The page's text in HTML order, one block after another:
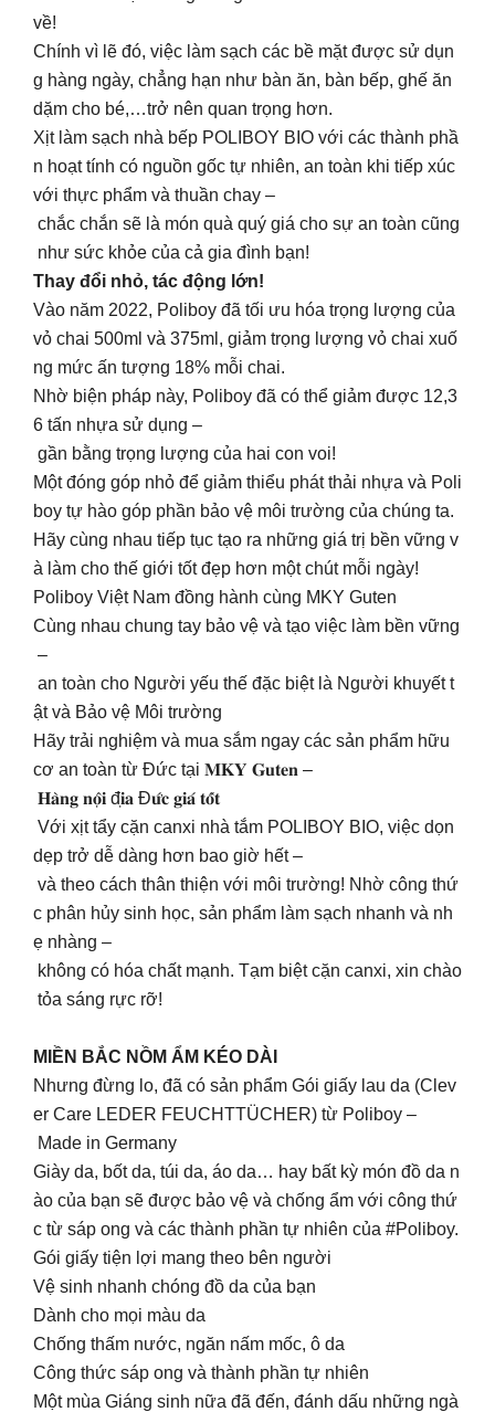
về!
Chính vì lẽ đó, việc làm sạch các bề mặt được sử dụn
g hàng ngày, chẳng hạn như bàn ăn, bàn bếp, ghế ăn
dặm cho bé,…trở nên quan trọng hơn.
Xịt làm sạch nhà bếp POLIBOY BIO với các thành phầ
n hoạt tính có nguồn gốc tự nhiên, an toàn khi tiếp xúc
với thực phẩm và thuần chay –
chắc chắn sẽ là món quà quý giá cho sự an toàn cũng
như sức khỏe của cả gia đình bạn!
Thay đổi nhỏ, tác động lớn!
Vào năm 2022, Poliboy đã tối ưu hóa trọng lượng của
vỏ chai 500ml và 375ml, giảm trọng lượng vỏ chai xuố
ng mức ấn tượng 18% mỗi chai.
Nhờ biện pháp này, Poliboy đã có thể giảm được 12,3
6 tấn nhựa sử dụng –
gần bằng trọng lượng của hai con voi!
Một đóng góp nhỏ để giảm thiểu phát thải nhựa và Poli
boy tự hào góp phần bảo vệ môi trường của chúng ta.
Hãy cùng nhau tiếp tục tạo ra những giá trị bền vững v
à làm cho thế giới tốt đẹp hơn một chút mỗi ngày!
Poliboy Việt Nam đồng hành cùng MKY Guten
Cùng nhau chung tay bảo vệ và tạo việc làm bền vững
–
an toàn cho Người yếu thế đặc biệt là Người khuyết t
ật và Bảo vệ Môi trường
Hãy trải nghiệm và mua sắm ngay các sản phẩm hữu
cơ an toàn từ Đức tại 𝐌𝐊𝐘 𝐆𝐮𝐭𝐞𝐧 –
𝐇𝐚̀𝐧𝐠 𝐧𝐨̣̂𝐢 đ𝐢̣𝐚 Đ𝐮̛́𝐜 𝐠𝐢𝐚́ 𝐭𝐨̂́𝐭
Với xịt tẩy cặn canxi nhà tắm POLIBOY BIO, việc dọn
dẹp trở dễ dàng hơn bao giờ hết –
và theo cách thân thiện với môi trường! Nhờ công thứ
c phân hủy sinh học, sản phẩm làm sạch nhanh và nh
ẹ nhàng –
không có hóa chất mạnh. Tạm biệt cặn canxi, xin chào
tỏa sáng rực rỡ!
MIỀN BẮC NỒM ẨM KÉO DÀI
Nhưng đừng lo, đã có sản phẩm Gói giấy lau da (Clev
er Care LEDER FEUCHTTÜCHER) từ Poliboy –
Made in Germany
Giày da, bốt da, túi da, áo da… hay bất kỳ món đồ da n
ào của bạn sẽ được bảo vệ và chống ẩm với công thứ
c từ sáp ong và các thành phần tự nhiên của #Poliboy.
Gói giấy tiện lợi mang theo bên người
Vệ sinh nhanh chóng đồ da của bạn
Dành cho mọi màu da
Chống thấm nước, ngăn nấm mốc, ô da
Công thức sáp ong và thành phần tự nhiên
Một mùa Giáng sinh nữa đã đến, đánh dấu những ngà